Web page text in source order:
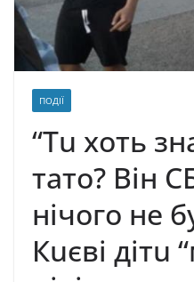
ПОДІЇ
“Тu хоть
тато? Він
нічого не
Кuєві дітu